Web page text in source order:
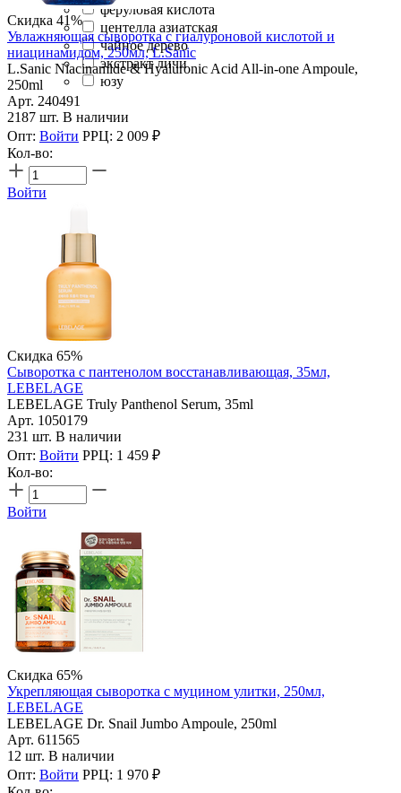
феруловая кислота
центелла азиатская
чайное дерево
экстракт личи
юзу
Скидка 41%
Увлажняющая сыворотка с гиалуроновой кислотой и
ниацинамидом, 250мл, L.Sanic
L.Sanic Niacinamide & Hyaluronic Acid All-in-one Ampoule,
250ml
Арт. 240491
2187 шт. В наличии
Опт: Войти РРЦ: 2 009 ₽
Кол-во:
Войти
Скидка 65%
Сыворотка с пантенолом восстанавливающая, 35мл,
LEBELAGE
LEBELAGE Truly Panthenol Serum, 35ml
Арт. 1050179
231 шт. В наличии
Опт: Войти РРЦ: 1 459 ₽
Кол-во:
Войти
Скидка 65%
Укрепляющая сыворотка с муцином улитки, 250мл,
LEBELAGE
LEBELAGE Dr. Snail Jumbo Ampoule, 250ml
Арт. 611565
12 шт. В наличии
Опт: Войти РРЦ: 1 970 ₽